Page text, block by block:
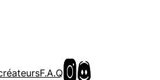
F.A.Q